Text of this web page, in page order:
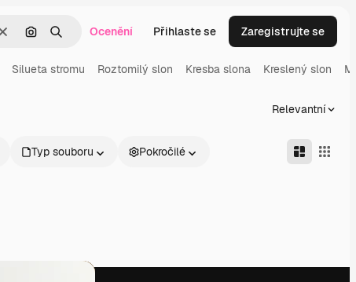
ZrušitHledat podle obrázku
HledatOcenění Přihlaste se Zaregistrujte se
Silueta stromu Roztomilý slon Kresba slona Kreslený slon
Relevantní
Typ souboru Pokročilé